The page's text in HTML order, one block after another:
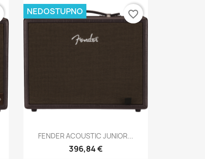
Brzi pregled
FENDER ACOUSTIC JUNIOR...
396,84 €
NEDOSTUPNO favorite_border